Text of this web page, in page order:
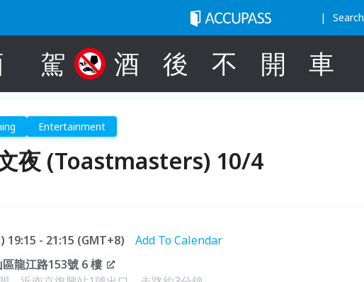
Search
駕 酒 後 不 開 車
Entertainment
夜 (Toastmasters) 10/4
19:15 - 21:15 (GMT+8)
Add To Calendar
龍江路153號 6 樓